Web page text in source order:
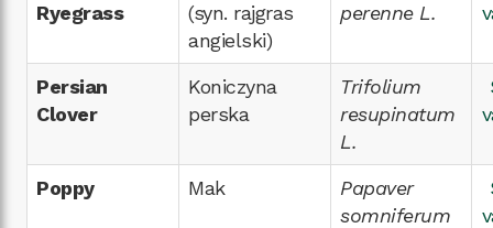
Ryegrass
(syn. rajgras
angielski)
perenne L.
Persian
Clover
Koniczyna
perska
Trifolium
resupinatum
L.
Poppy Mak
Papaver
somniferum